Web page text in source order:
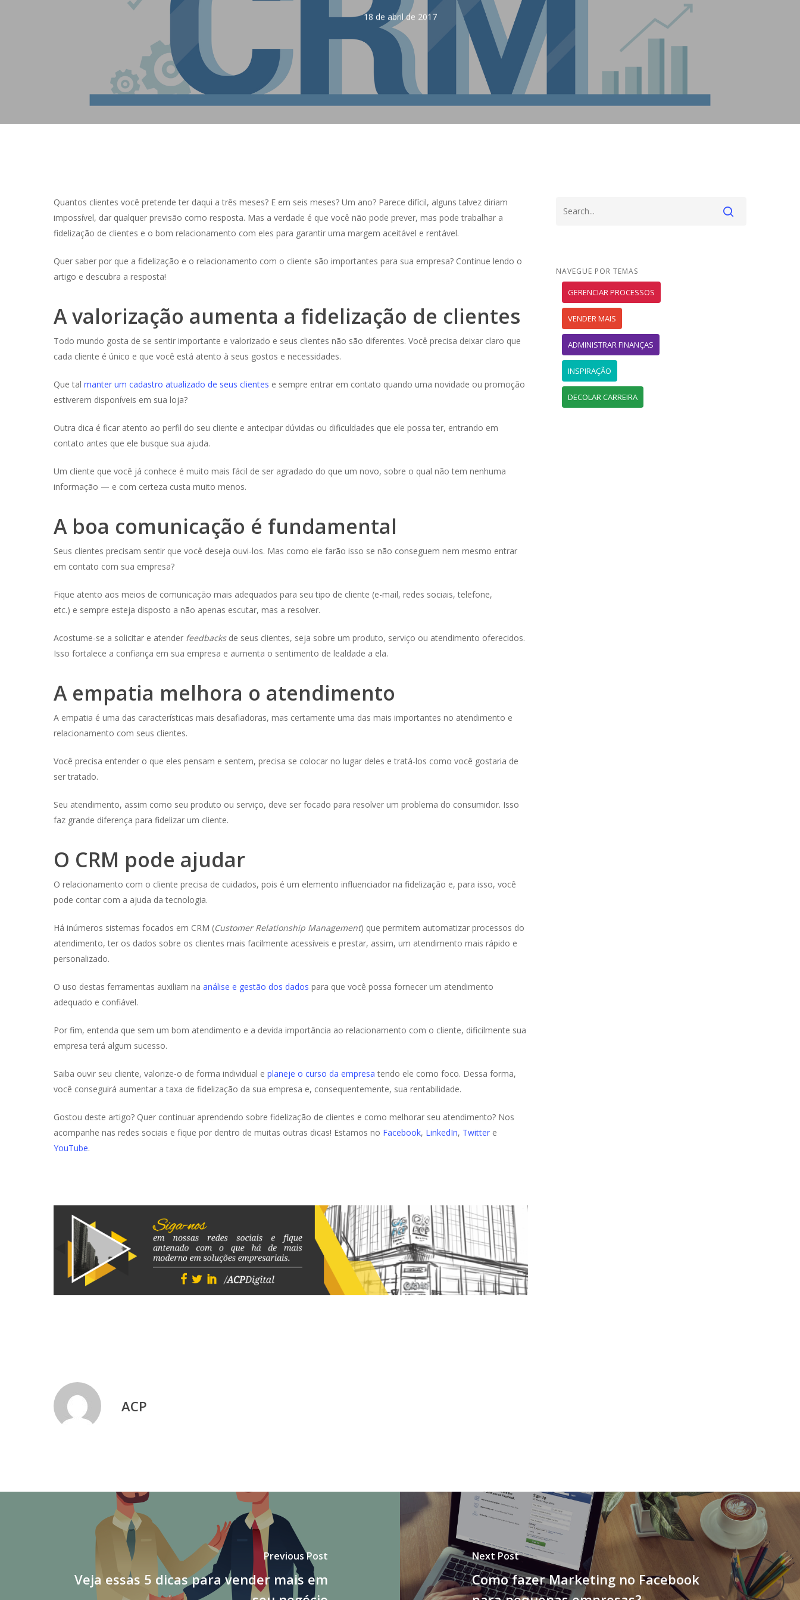
Hit enter to search or ESC to close
18 de abril de 2017
Quantos clientes você pretende ter daqui a três meses? E em seis meses? Um ano? Parece difícil, alguns talvez diriam
impossível, dar qualquer previsão como resposta. Mas a verdade é que você não pode prever, mas pode trabalhar a
fidelização de clientes e o bom relacionamento com eles para garantir uma margem aceitável e rentável.
Quer saber por que a fidelização e o relacionamento com o cliente são importantes para sua empresa? Continue lendo o
artigo e descubra a resposta!
A valorização aumenta a fidelização de clientes
Todo mundo gosta de se sentir importante e valorizado e seus clientes não são diferentes. Você precisa deixar claro que
cada cliente é único e que você está atento à seus gostos e necessidades.
Que tal manter um cadastro atualizado de seus clientes e sempre entrar em contato quando uma novidade ou promoção
estiverem disponíveis em sua loja?
Outra dica é ficar atento ao perfil do seu cliente e antecipar dúvidas ou dificuldades que ele possa ter, entrando em
contato antes que ele busque sua ajuda.
Um cliente que você já conhece é muito mais fácil de ser agradado do que um novo, sobre o qual não tem nenhuma
informação — e com certeza custa muito menos.
A boa comunicação é fundamental
Seus clientes precisam sentir que você deseja ouvi-los. Mas como ele farão isso se não conseguem nem mesmo entrar
em contato com sua empresa?
Fique atento aos meios de comunicação mais adequados para seu tipo de cliente (e-mail, redes sociais, telefone,
etc.) e sempre esteja disposto a não apenas escutar, mas a resolver.
Acostume-se a solicitar e atender feedbacks de seus clientes, seja sobre um produto, serviço ou atendimento oferecidos.
Isso fortalece a confiança em sua empresa e aumenta o sentimento de lealdade a ela.
A empatia melhora o atendimento
A empatia é uma das características mais desafiadoras, mas certamente uma das mais importantes no atendimento e
relacionamento com seus clientes.
Você precisa entender o que eles pensam e sentem, precisa se colocar no lugar deles e tratá-los como você gostaria de
ser tratado.
Seu atendimento, assim como seu produto ou serviço, deve ser focado para resolver um problema do consumidor. Isso
faz grande diferença para fidelizar um cliente.
O CRM pode ajudar
O relacionamento com o cliente precisa de cuidados, pois é um elemento influenciador na fidelização e, para isso, você
pode contar com a ajuda da tecnologia.
Há inúmeros sistemas focados em CRM (Customer Relationship Management) que permitem automatizar processos do
atendimento, ter os dados sobre os clientes mais facilmente acessíveis e prestar, assim, um atendimento mais rápido e
personalizado.
O uso destas ferramentas auxiliam na análise e gestão dos dados para que você possa fornecer um atendimento
adequado e confiável.
Por fim, entenda que sem um bom atendimento e a devida importância ao relacionamento com o cliente, dificilmente sua
empresa terá algum sucesso.
Saiba ouvir seu cliente, valorize-o de forma individual e planeje o curso da empresa tendo ele como foco. Dessa forma,
você conseguirá aumentar a taxa de fidelização da sua empresa e, consequentemente, sua rentabilidade.
Gostou deste artigo? Quer continuar aprendendo sobre fidelização de clientes e como melhorar seu atendimento? Nos
acompanhe nas redes sociais e fique por dentro de muitas outras dicas! Estamos no Facebook, LinkedIn, Twitter e
YouTube.
ACP
NAVEGUE POR TEMAS
GERENCIAR PROCESSOS
VENDER MAIS
ADMINISTRAR FINANÇAS
INSPIRAÇÃO
DECOLAR CARREIRA
Previous Post
Veja essas 5 dicas para vender mais em
Next Post
Como fazer Marketing no Facebook